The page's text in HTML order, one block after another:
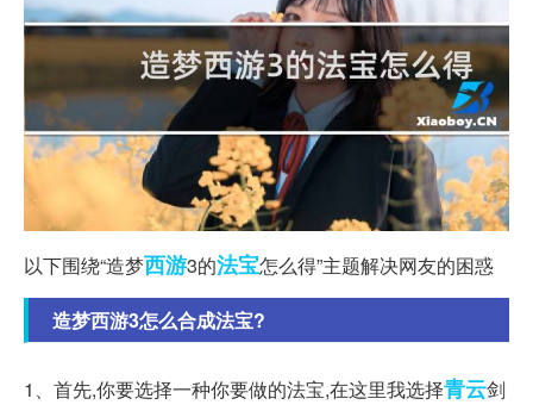
以下围绕“造梦西游3的法宝怎么得”主题解决网友的困惑
造梦西游3怎么合成法宝?
1、首先,你要选择一种你要做的法宝,在这里我选择青云剑